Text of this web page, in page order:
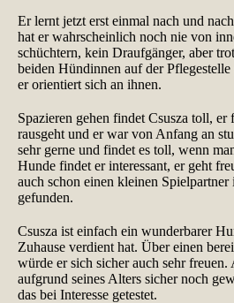
Er lernt jetzt erst einmal nach und
hat er wahrscheinlich noch nie von
schüchtern, kein Draufgänger, aber
beiden Hündinnen auf der
er orientiert sich an ihnen.
Spazieren gehen findet Csusza toll, er
rausgeht und er war von Anfang an
sehr gerne und findet es toll, wenn
Hunde findet er interessant, er geht
auch schon einen kleinen
gefunden.
Csusza ist einfach ein wunderbarer
Zuhause verdient hat. Über einen
würde er sich sicher auch sehr
aufgrund seines Alters sicher noch
das bei Interesse getestet.